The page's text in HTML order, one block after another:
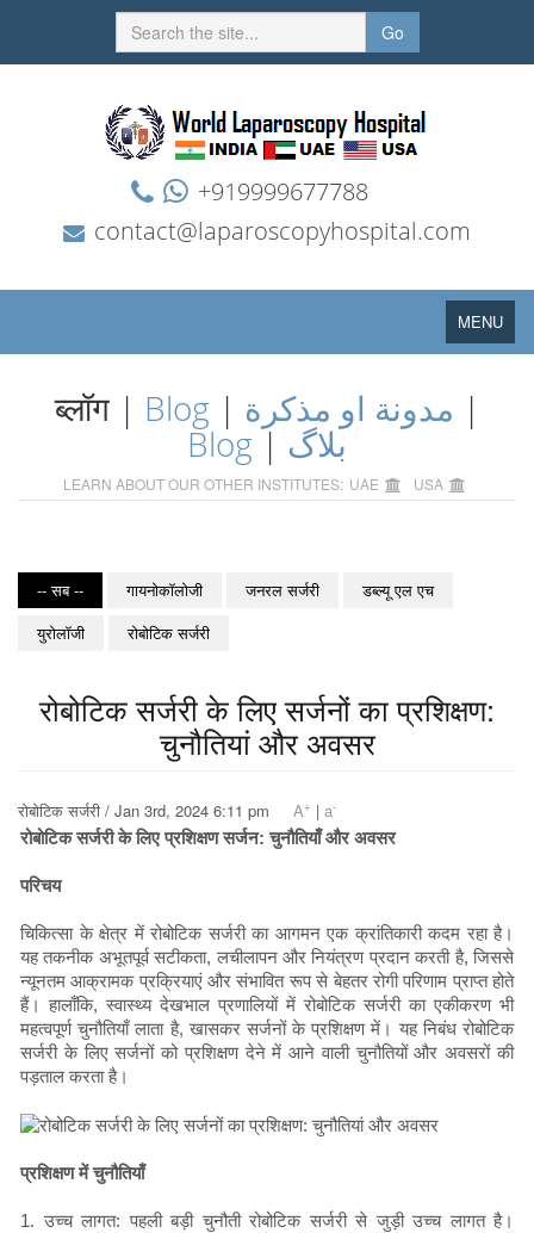
Go
+919999677788
contact@laparoscopyhospital.com
Toggle
navigation
MENU
ब्लॉग | Blog | مدونة او مذكرة |
Blog| بلاگ
LEARN ABOUT OUR OTHER INSTITUTES: UAE USA
-- सब -- गायनोकॉलोजी जनरल सर्जरी
डब्ल्यू एल एच
युरोलॉजी
रोबोटिक सर्जरी
रोबोटिक सर्जरी के लिए सर्जनों का प्रशिक्षण:
चुनौतियां और अवसर
रोबोटिक सर्जरी / Jan 3rd, 2024 6:11 pm A+ | a-
रोबोटिक सर्जरी के लिए प्रशिक्षण सर्जन: चुनौतियाँ और अवसर
परिचय
चिकित्सा के क्षेत्र में रोबोटिक सर्जरी का आगमन एक क्रांतिकारी कदम रहा है।
यह तकनीक अभूतपूर्व सटीकता, लचीलापन और नियंत्रण प्रदान करती है, जिससे
न्यूनतम आक्रामक प्रक्रियाएं और संभावित रूप से बेहतर रोगी परिणाम प्राप्त होते
हैं। हालाँकि, स्वास्थ्य देखभाल प्रणालियों में रोबोटिक सर्जरी का एकीकरण भी
महत्वपूर्ण चुनौतियाँ लाता है, खासकर सर्जनों के प्रशिक्षण में। यह निबंध रोबोटिक
सर्जरी के लिए सर्जनों को प्रशिक्षण देने में आने वाली चुनौतियों और अवसरों की
पड़ताल करता है।
प्रशिक्षण में चुनौतियाँ
1. उच्च लागत: पहली बड़ी चुनौती रोबोटिक सर्जरी से जुड़ी उच्च लागत है।